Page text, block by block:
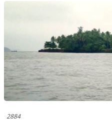
2884